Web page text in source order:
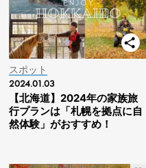
スポット
2024.01.03
【北海道】2024年の家族旅
行プランは「札幌を拠点に自
然体験」がおすすめ！